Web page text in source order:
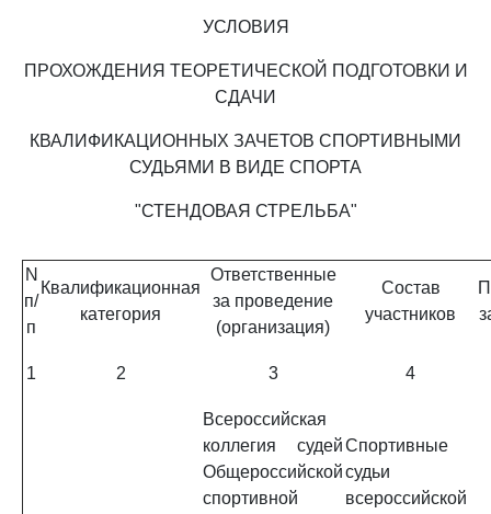
УСЛОВИЯ
ПРОХОЖДЕНИЯ ТЕОРЕТИЧЕСКОЙ ПОДГОТОВКИ И
СДАЧИ
КВАЛИФИКАЦИОННЫХ ЗАЧЕТОВ СПОРТИВНЫМИ
СУДЬЯМИ В ВИДЕ СПОРТА
"СТЕНДОВАЯ СТРЕЛЬБА"
N
п/
п
Квалификационная
категория
Ответственные
за проведение
(организация)
Состав
участников
1 2 3 4
Всероссийская
коллегия судей
Общероссийской
спортивной
Спортивные
судьи
всероссийской